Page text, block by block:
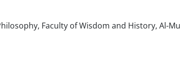
Faculty of Wisdom and History, Al-